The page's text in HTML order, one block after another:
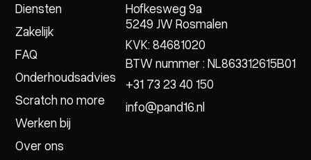
Diensten
Zakelijk
FAQ
Onderhoudsadvies
Scratch no more
Werken bij
Over ons
Hofkesweg 9a
5249 JW Rosmalen
KVK: 84681020
BTW nummer : NL863312615B01
+31 73 23 40 150
info@pand16.nl